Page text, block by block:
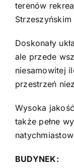
terenów
Doskonały
ale przede
niesamowitej
przestrzeń
Wysoka
także pełne
BUDYNEK: